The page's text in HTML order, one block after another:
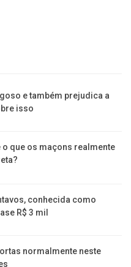
e também prejudica a
isso
o que os maçons realmente
conhecida como
R$ 3 mil
normalmente neste